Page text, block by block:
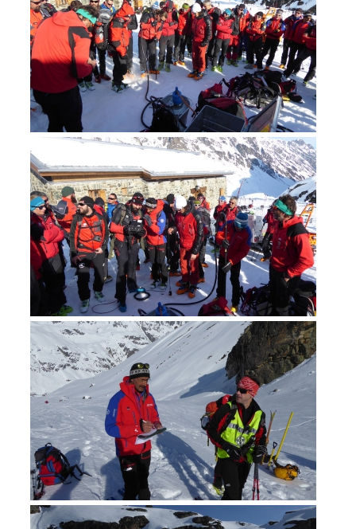
Appartenenza
Formazione
ATTIVITÁ